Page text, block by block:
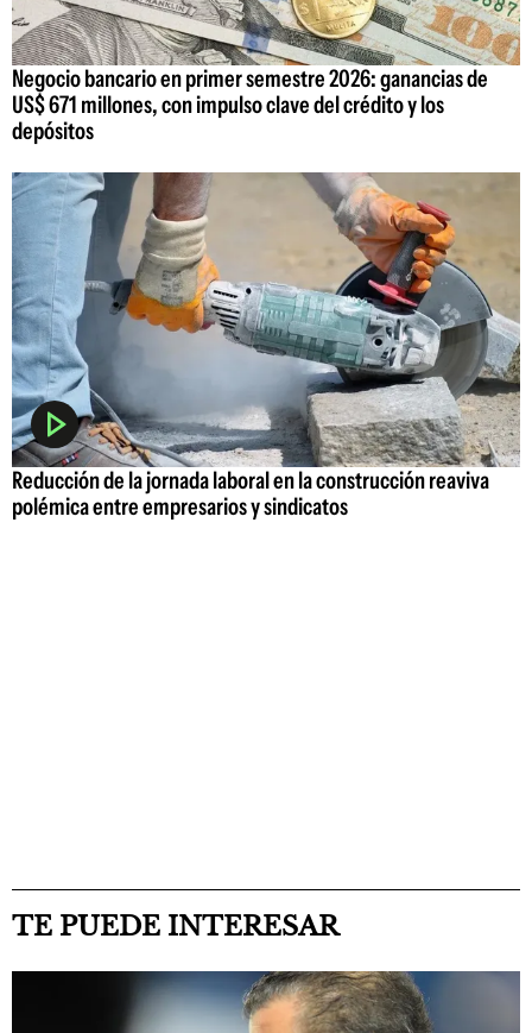
Negocio bancario en primer semestre 2026: ganancias de
US$ 671 millones, con impulso clave del crédito y los
depósitos
Reducción de la jornada laboral en la construcción reaviva
polémica entre empresarios y sindicatos
TE PUEDE INTERESAR